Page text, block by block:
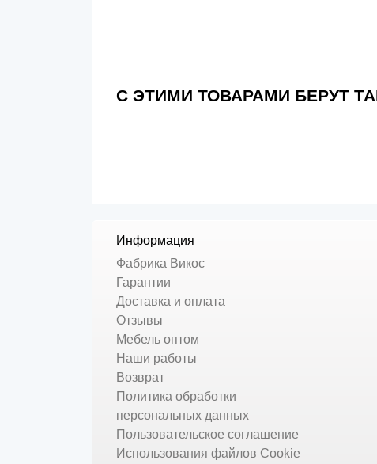
С ЭТИМИ ТОВАРАМИ БЕРУТ
Информация
Фабрика Викос
Гарантии
Доставка и оплата
Отзывы
Мебель оптом
Наши работы
Возврат
Политика обработки
персональных данных
Пользовательское соглашение
Использования файлов Cookie